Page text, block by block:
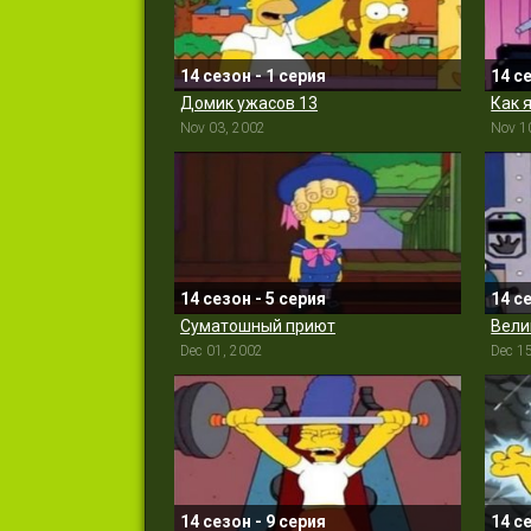
14 сезон - 1 серия
Домик ужасов 13
Nov 03, 2002
14
Как
Nov
14 сезон - 5 серия
Суматошный приют
Dec 01, 2002
14
Dec
14 сезон - 9 серия 14